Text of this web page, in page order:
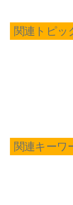
関連トピッ
関連キーワ